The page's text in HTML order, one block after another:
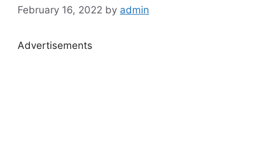
February 16, 2022 by admin
Advertisements